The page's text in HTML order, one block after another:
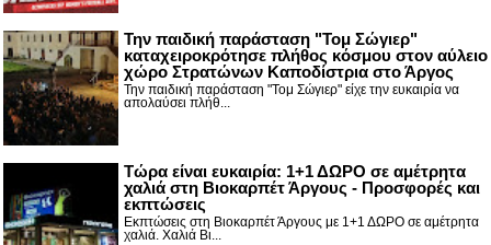
Την παιδική παράσταση "Τομ Σώγιερ"
καταχειροκρότησε πλήθος κόσμου στον αύλειο
χώρο Στρατώνων Καποδίστρια στο Άργος
Την παιδική παράσταση "Τομ Σώγιερ" είχε την ευκαιρία να
απολαύσει πλήθ...
Τώρα είναι ευκαιρία: 1+1 ΔΩΡΟ σε αμέτρητα
χαλιά στη Βιοκαρπέτ Άργους - Προσφορές και
εκπτώσεις
Εκπτώσεις στη Βιοκαρπέτ Άργους με 1+1 ΔΩΡΟ σε αμέτρητα
χαλιά. Χαλιά Βι...